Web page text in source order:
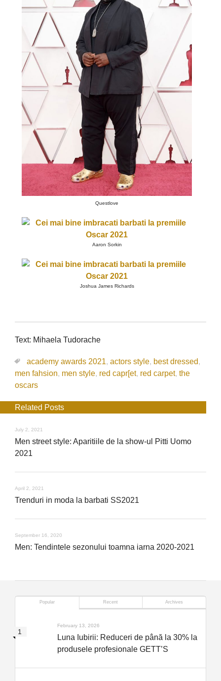
Questlove
Aaron Sorkin
Joshua James Richards
Text: Mihaela Tudorache
academy awards 2021, actors style, best dressed,
men fahsion, men style, red capr[et, red carpet, the
oscars
Related Posts
July 2, 2021
Men street style: Aparitiile de la show-ul Pitti Uomo
2021
April 2, 2021
Trenduri in moda la barbati SS2021
September 16, 2020
Men: Tendintele sezonului toamna iarna 2020-2021
Popular Recent Archives
February 13, 2026
Luna Iubirii: Reduceri de până la 30% la
produsele profesionale GETT’S